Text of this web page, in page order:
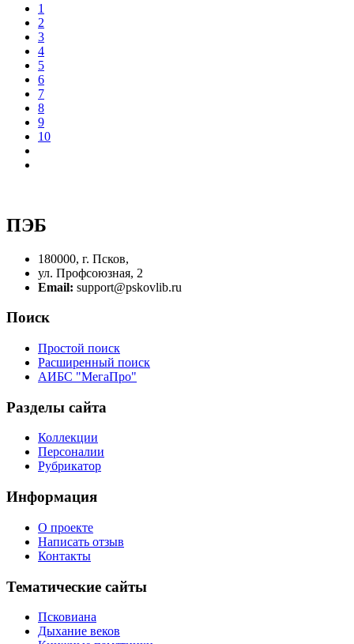
1
2
3
4
5
6
7
8
9
10
ПЭБ
180000, г. Псков,
ул. Профсоюзная, 2
Email: support@pskovlib.ru
Поиск
Простой поиск
Расширенный поиск
АИБС "МегаПро"
Разделы сайта
Коллекции
Персоналии
Рубрикатор
Информация
О проекте
Написать отзыв
Контакты
Тематические сайты
Псковиана
Дыхание веков